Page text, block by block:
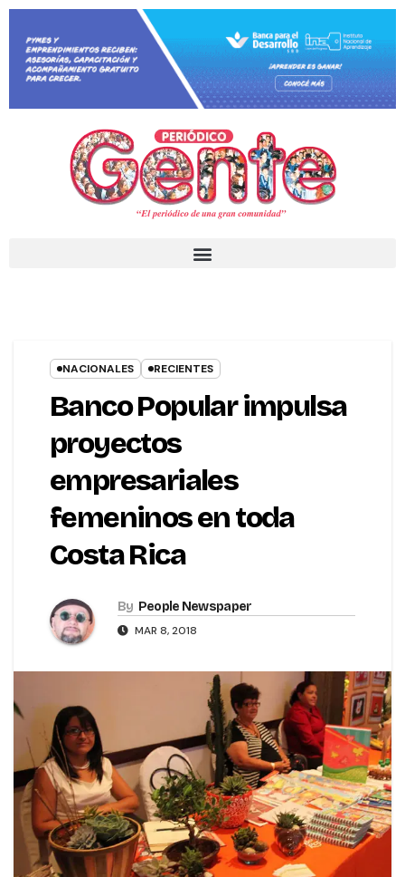
NACIONALES RECIENTES
Banco Popular impulsa
proyectos
empresariales
femeninos en toda
Costa Rica
By People Newspaper
MAR 8, 2018